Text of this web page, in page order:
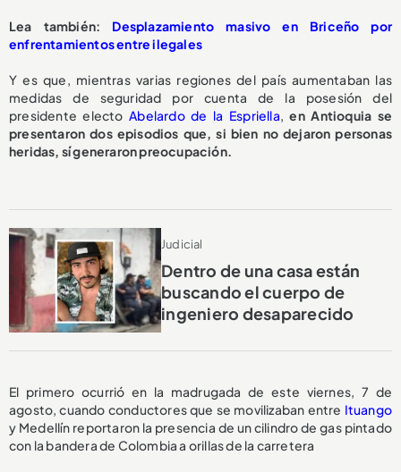
Lea también: Desplazamiento masivo en Briceño por
enfrentamientos entre ilegales
Y es que, mientras varias regiones del país aumentaban las
medidas de seguridad por cuenta de la posesión del
presidente electoAbelardo de la Espriella, en Antioquia se
presentaron dos episodios que, si bien no dejaron personas
heridas, sí generaron preocupación.
Judicial
Dentro de una casa están
buscando el cuerpo de
ingeniero desaparecido
El primero ocurrió en la madrugada de este viernes, 7 de
agosto, cuando conductores que se movilizaban entre Ituango
y Medellín reportaron la presencia de un cilindro de gas pintado
con la bandera de Colombia a orillas de la carretera